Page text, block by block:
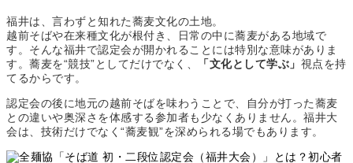
福井は、言わずと知れた蕎麦文化の土地。
越前そばや在来種文化が根付き、日常の中に蕎麦がある地域で
す。そんな福井で認定会が開かれることには特別な意味がありま
す。蕎麦を“競技”としてだけでなく、
「文化として学ぶ」 視点を持
てるからです。
認定会の後に地元の越前そばを味わうことで、自分が打った蕎麦
との違いや奥深さを体感する参加者も少なくありません。福井大
会は、技術だけでなく“蕎麦観”を深められる場でもあります。